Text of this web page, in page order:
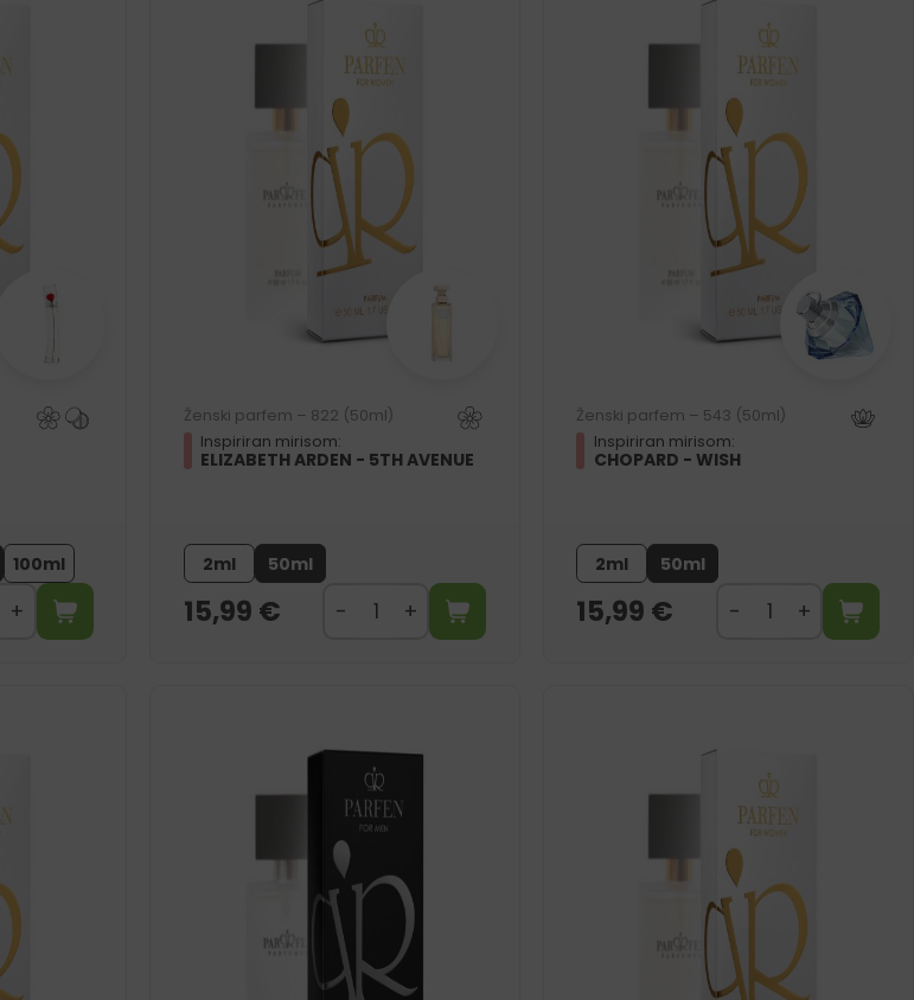
100ml
Ženski parfem – 822 (50ml)
Inspiriran mirisom:
ELIZABETH ARDEN - 5TH AVENUE
2ml 50ml
15,99 €
Ženski parfem – 543 (50ml)
Inspiriran mirisom:
CHOPARD - WISH
2ml 50ml
15,99 €